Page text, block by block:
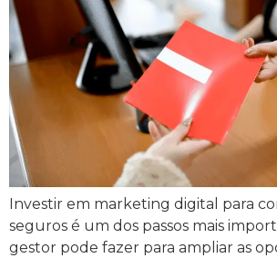
Investir em marketing digital para
seguros é um dos passos mais
gestor pode fazer para ampliar as